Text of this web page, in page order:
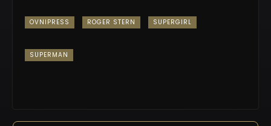
OVNIPRESS ROGER STERN SUPERGIRL
SUPERMAN